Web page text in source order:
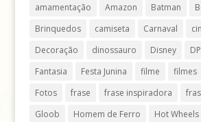
amamentação Amazon Batman
Brinquedos
camiseta Carnaval
Decoração
dinossauro Disney
Fantasia
Festa Junina filme filmes
Fotos
frase frase inspiradora
Gloob
Homem de Ferro Hot Wheels